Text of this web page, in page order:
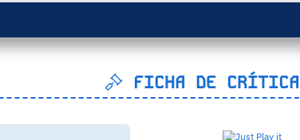
FICHA DE CRÍTICA